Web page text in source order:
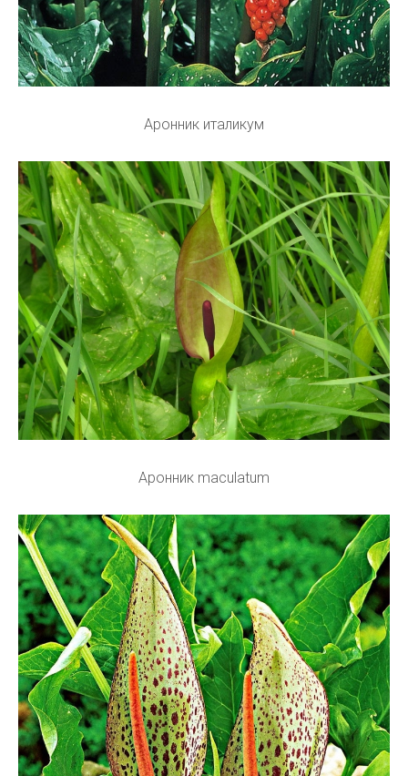
Аронник италикум
Аронник maculatum